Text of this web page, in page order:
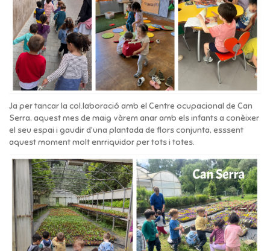
Ja per tancar la col.laboració amb el Centre ocupacional de Can
Serra, aquest mes de maig vàrem anar amb els infants a conèixer
el seu espai i gaudir d'una plantada de flors conjunta, esssent
aquest moment molt enrriquidor per tots i totes.